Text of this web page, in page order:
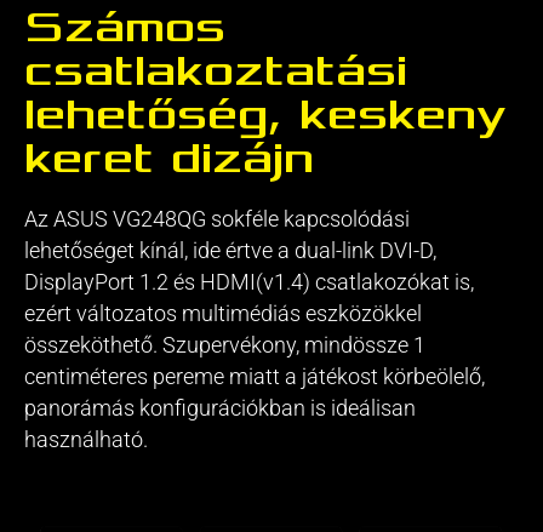
Számos
csatlakoztatási
lehetőség, keskeny
keret dizájn
Az ASUS VG248QG sokféle kapcsolódási
lehetőséget kínál, ide értve a dual-link DVI-D,
DisplayPort 1.2 és HDMI(v1.4) csatlakozókat is,
ezért változatos multimédiás eszközökkel
összeköthető. Szupervékony, mindössze 1
centiméteres pereme miatt a játékost körbeölelő,
panorámás konfigurációkban is ideálisan
használható.